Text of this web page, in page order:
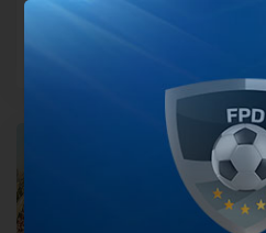
River volvió a su casa tras el